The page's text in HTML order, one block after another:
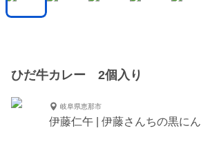
ひだ牛カレー 2個入り
岐阜県恵那市
伊藤仁午 | 伊藤さんちの黒にん